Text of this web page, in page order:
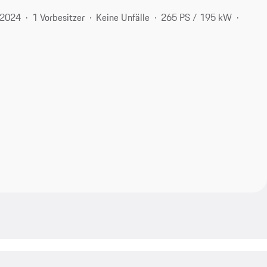
1 Vorbesitzer Keine Unfälle
265 PS / 195 kW